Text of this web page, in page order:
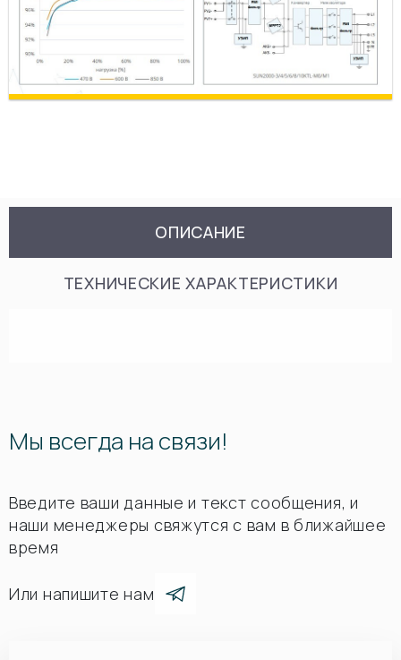
ОПИСАНИЕ
ТЕХНИЧЕСКИЕ ХАРАКТЕРИСТИКИ
Мы всегда на связи!
Введите ваши данные и текст сообщения, и
наши менеджеры свяжутся с вам в ближайшее
время
Или напишите нам